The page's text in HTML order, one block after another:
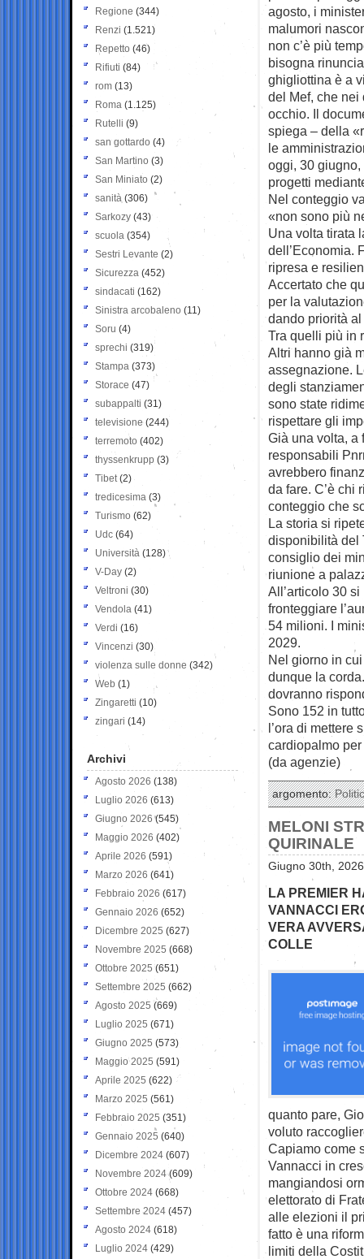
agosto, i
malumori
non c’è più
bisogna
ghigliottina è a
del Mef, che nei
occhio. Il
spiega – della
le
oggi, 30
progetti
Nel conteggio
«non sono più
Una volta tirata
dell’Economia.
ripresa e
Accertato che
per la
dando priorità
Tra quelli più in
Altri hanno già
assegnazione.
degli
sono state
rispettare gli
Già una volta, a
responsabili
avrebbero
da fare. C’è chi
conteggio che
La storia si
disponibilità del
consiglio dei
riunione a
All’articolo 30
fronteggiare
54 milioni. I
2029.
Nel giorno in
dunque la
dovranno
Sono 152 in
l’ora di mettere
cardiopalmo
(da agenzie)
argomento:
MELONI
QUIRINALE
Giugno 30th,
LA PREMIER
VANNACCI
VERA
COLLE
quanto pare,
voluto
Capiamo come
Vannacci in
mangiandosi
elettorato di
alle elezioni il
fatto è una
limiti della
Regione (344)
Renzi (1.521)
Repetto (46)
Rifiuti (84)
rom (13)
Roma (1.125)
Rutelli (9)
san gottardo (4)
San Martino (3)
San Miniato (2)
sanità (306)
Sarkozy (43)
scuola (354)
Sestri Levante (2)
Sicurezza (452)
sindacati (162)
Sinistra arcobaleno (11)
Soru (4)
sprechi (319)
Stampa (373)
Storace (47)
subappalti (31)
televisione(244)
terremoto (402)
thyssenkrupp (3)
Tibet(2)
tredicesima (3)
Turismo (62)
Udc (64)
Università (128)
V-Day (2)
Veltroni (30)
Vendola (41)
Verdi (16)
Vincenzi (30)
violenza sulle donne (342)
Web (1)
Zingaretti (10)
zingari (14)
Archivi
Agosto 2026 (138)
Luglio 2026 (613)
Giugno 2026 (545)
Maggio 2026 (402)
Aprile 2026 (591)
Marzo 2026 (641)
Febbraio 2026 (617)
Gennaio 2026 (652)
Dicembre 2025 (627)
Novembre 2025 (668)
Ottobre 2025 (651)
Settembre 2025 (662)
Agosto 2025 (669)
Luglio 2025 (671)
Giugno 2025 (573)
Maggio 2025 (591)
Aprile 2025 (622)
Marzo 2025 (561)
Febbraio 2025 (351)
Gennaio 2025 (640)
Dicembre 2024 (607)
Novembre 2024(609)
Ottobre 2024 (668)
Settembre 2024 (457)
Agosto 2024 (618)
Luglio 2024 (429)